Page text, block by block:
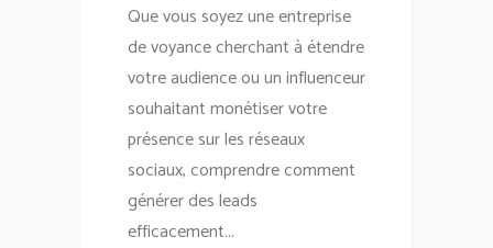
Que vous soyez une entreprise
de voyance cherchant à étendre
votre audience ou un influenceur
souhaitant monétiser votre
présence sur les réseaux
sociaux, comprendre comment
générer des leads
efficacement...